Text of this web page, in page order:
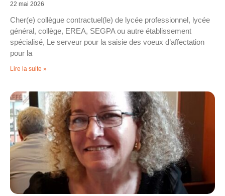
22 mai 2026
Cher(e) collègue contractuel(le) de lycée professionnel, lycée
général, collège, EREA, SEGPA ou autre établissement
spécialisé, Le serveur pour la saisie des voeux d’affectation
pour la
Lire la suite »